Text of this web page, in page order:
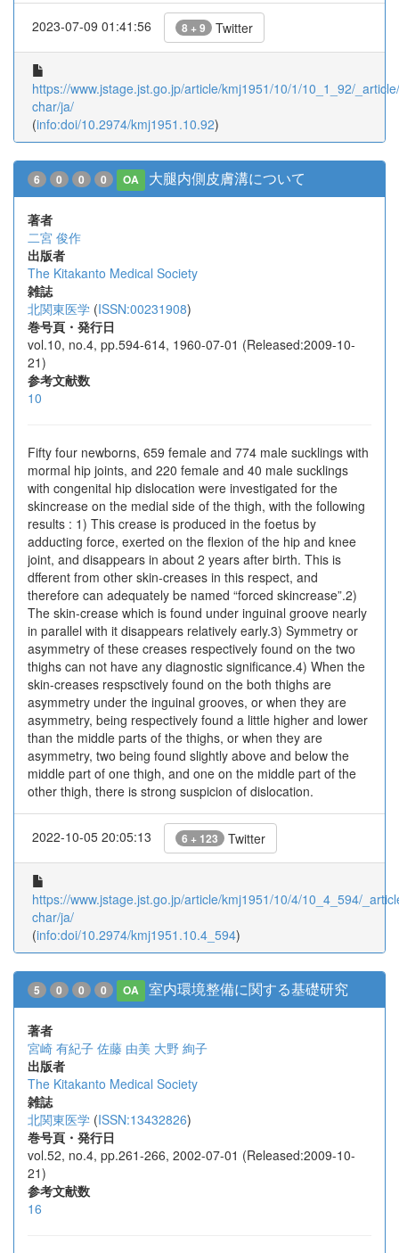
2023-07-09 01:41:56 8 + 9 Twitter
https://www.jstage.jst.go.jp/article/kmj1951/10/1/10_1_92/
char/ja/
(info:doi/10.2974/kmj1951.10.92)
6 0 0 0 OA 大腿内側皮膚溝について
著者
二宮 俊作
出版者
The Kitakanto Medical Society
雑誌
北関東医学 (ISSN:00231908)
巻号頁・発行日
vol.10, no.4, pp.594-614, 1960-07-01 (Released:2009-10-
21)
参考文献数
10
Fifty four newborns, 659 female and 774 male sucklings with
mormal hip joints, and 220 female and 40 male sucklings
with congenital hip dislocation were investigated for the
skincrease on the medial side of the thigh, with the following
results : 1) This crease is produced in the foetus by
adducting force, exerted on the flexion of the hip and knee
joint, and disappears in about 2 years after birth. This is
dfferent from other skin-creases in this respect, and
therefore can adequately be named “forced skincrease”.2)
The skin-crease which is found under inguinal groove nearly
in parallel with it disappears relatively early.3) Symmetry or
asymmetry of these creases respectively found on the two
thighs can not have any diagnostic significance.4) When the
skin-creases respsctively found on the both thighs are
asymmetry under the inguinal grooves, or when they are
asymmetry, being respectively found a little higher and lower
than the middle parts of the thighs, or when they are
asymmetry, two being found slightly above and below the
middle part of one thigh, and one on the middle part of the
other thigh, there is strong suspicion of dislocation.
2022-10-05 20:05:13 6 + 123 Twitter
https://www.jstage.jst.go.jp/article/kmj1951/10/4/10_4_594/
char/ja/
(info:doi/10.2974/kmj1951.10.4_594)
5 0 0 0 OA 室内環境整備に関する基礎研究
著者
宮崎 有紀子 佐藤 由美 大野 絢子
出版者
The Kitakanto Medical Society
雑誌
北関東医学 (ISSN:13432826)
巻号頁・発行日
vol.52, no.4, pp.261-266, 2002-07-01 (Released:2009-10-
21)
参考文献数
16